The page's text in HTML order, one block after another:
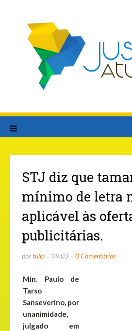
STJ diz que
mínimo de letra
aplicável às
publicitárias.
portulio 09:03 0 Comentários
Min. Paulo de
Tarso
Sanseverino, por
unanimidade,
julgado em